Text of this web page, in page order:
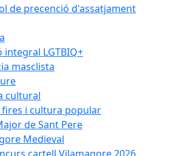
de precenció d'assatjament
integral LGTBIQ+
masclista
cultural
fires i cultura popular
de Sant Pere
Medieval